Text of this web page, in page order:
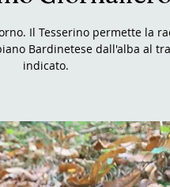
Il Tesserino permette la
Bardinetese dall'alba al
indicato.